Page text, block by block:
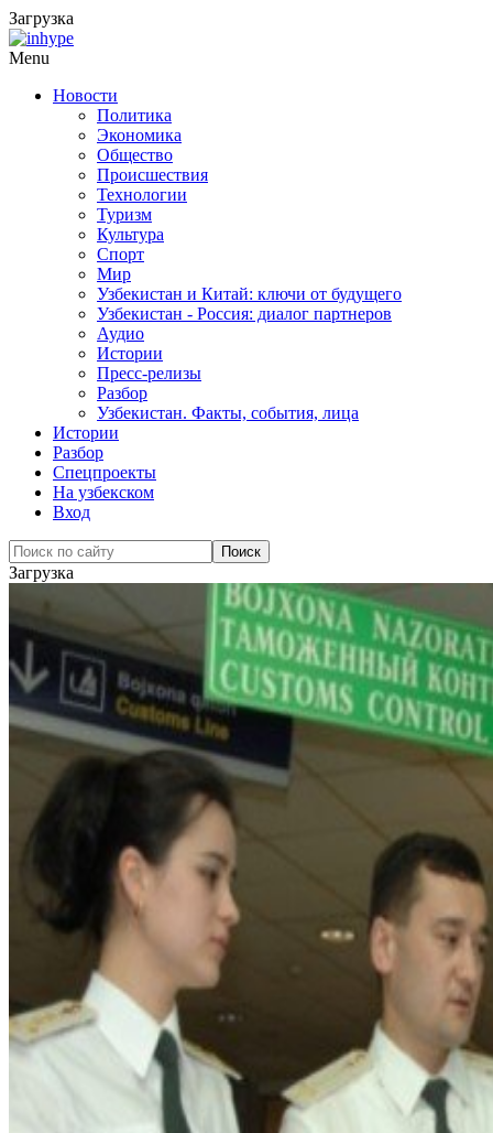
Загрузка
Menu
Новости
Политика
Экономика
Общество
Происшествия
Технологии
Туризм
Культура
Спорт
Мир
Узбекистан и Китай: ключи от будущего
Узбекистан - Россия: диалог партнеров
Аудио
Истории
Пресс-релизы
Разбор
Узбекистан. Факты, события, лица
Истории
Разбор
Спецпроекты
На узбекском
Вход
Загрузка